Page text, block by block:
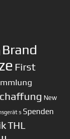
Brand
First
New
s Spenden
THL